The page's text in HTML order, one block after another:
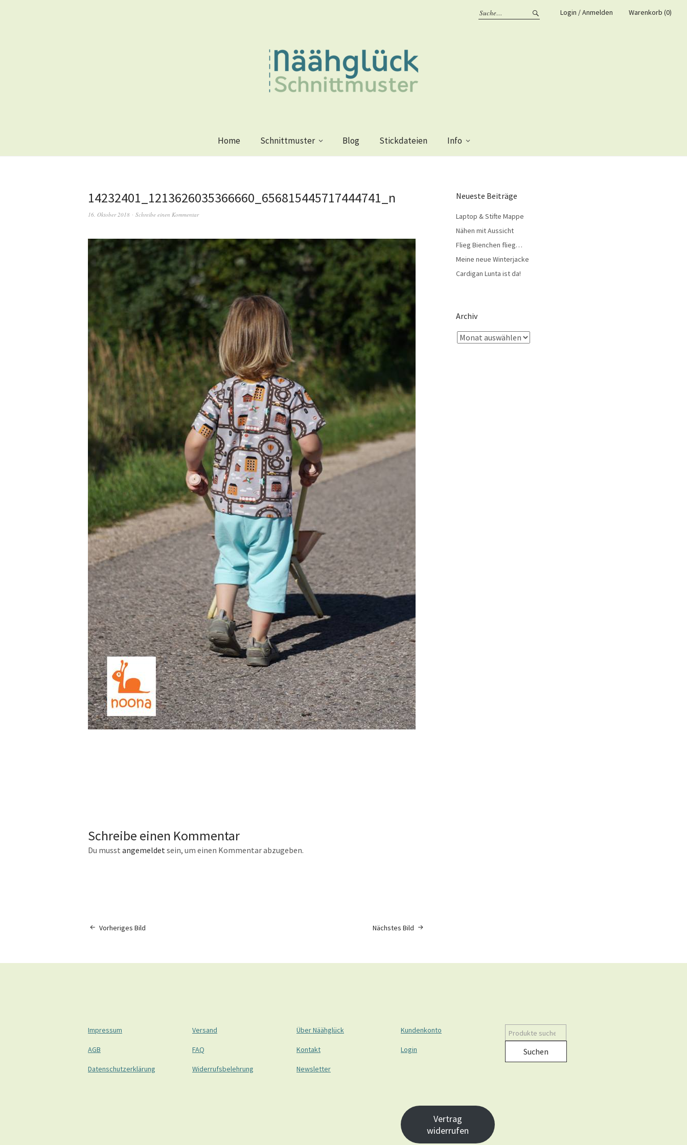
Login / Anmelden Warenkorb (0)
Home Schnittmuster Blog Stickdateien Info
14232401_1213626035366660_656815445717444741_n
16. Oktober 2018 Schreibe einen Kommentar
Schreibe einen Kommentar
Du musst angemeldetsein, um einen Kommentar abzugeben.
Nächstes Bild
Vorheriges Bild
Neueste Beiträge
Laptop & Stifte Mappe
Nähen mit Aussicht
Flieg Bienchen flieg…
Meine neue Winterjacke
Cardigan Lunta ist da!
Archiv
Impressum
AGB
Datenschutzerklärung
Versand
FAQ
Widerrufsbelehrung
Über Näähglück
Kontakt
Newsletter
Kundenkonto
Login
Vertrag
widerrufen
Suchen